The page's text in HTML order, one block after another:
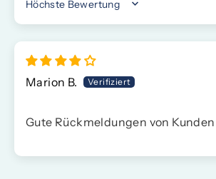
SORT BY
Marion B.
Gute Rückmeldungen von Kunden